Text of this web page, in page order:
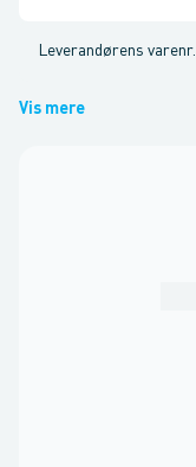
Leverandørens varenr.
Vis mere